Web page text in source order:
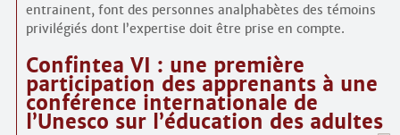
entrainent, font des personnes analphabètes des témoins
privilégiés dont l’expertise doit être prise en compte.
Confintea VI : une première
participation des apprenants à une
conférence internationale de
l’Unesco sur l’éducation des adultes